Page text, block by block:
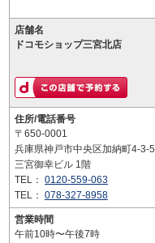
店舗名
ドコモショップ三宮北店
住所/電話番号
〒650-0001
兵庫県神戸市中央区加納町4-3-5
三宮御幸ビル 1階
TEL： 0120-559-063
TEL： 078-327-8958
営業時間
午前10時〜午後7時